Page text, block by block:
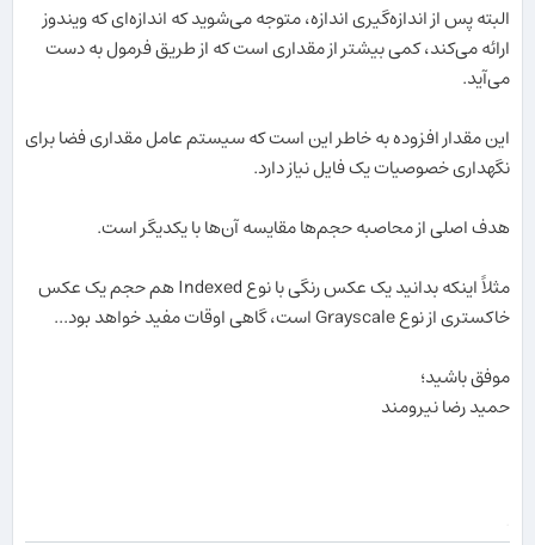
البته پس از اندازه‌گیری اندازه، متوجه می‌شوید که اندازه‌ای که ویندوز
ارائه می‌کند، کمی بیشتر از مقداری است که از طریق فرمول به دست
می‌آید.
این مقدار افزوده به خاطر این است که سیستم عامل مقداری فضا برای
نگهداری خصوصیات یک فایل نیاز دارد.
هدف اصلی از محاصبه حجم‌ها مقایسه آن‌ها با یکدیگر است.
مثلاً اینکه بدانید یک عکس رنگی با نوع Indexed هم حجم یک عکس
خاکستری از نوع Grayscale است، گاهی اوقات مفید خواهد بود...
موفق باشید؛
حمید رضا نیرومند